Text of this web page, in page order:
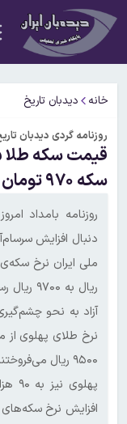
خانه دیدبان تاریخ
روزنامه گردی دیدبان تاریخ ۹ مهر
سکه ۹۷۰ تومان شد
دنبال افزایش
ریال
آزاد به نحو
افزایش نرخ سکه‌های